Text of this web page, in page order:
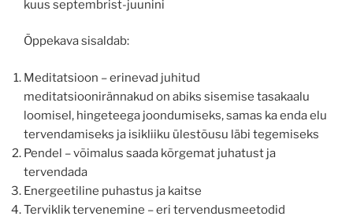
kuus septembrist-juunini
Õppekava sisaldab:
Meditatsioon – erinevad juhitud
meditatsioonirännakud on abiks sisemise tasakaalu
loomisel, hingeteega joondumiseks, samas ka enda elu
tervendamiseks ja isikliiku ülestõusu läbi tegemiseks
Pendel – võimalus saada kõrgemat juhatust ja
tervendada
Energeetiline puhastus ja kaitse
Terviklik tervenemine – eri tervendusmeetodid